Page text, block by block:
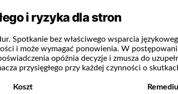
i ryzyka dla stron
Spotkanie bez właściwego wsparcia
i może wymagać ponowienia. W
opóźnia decyzje i zmusza do
przysięgłego przy każdej czynności o
Koszt